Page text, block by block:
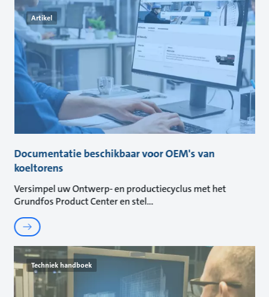
Artikel
Documentatie beschikbaar voor OEM's van
koeltorens
Versimpel uw Ontwerp- en productiecyclus met het
Grundfos Product Center en stel
Techniek handboek